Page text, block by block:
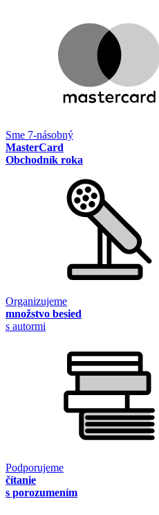
Sme 7-násobný
MasterCard
Obchodník roka
Organizujeme
množstvo besied
s autormi
Podporujeme
čítanie
s porozumením